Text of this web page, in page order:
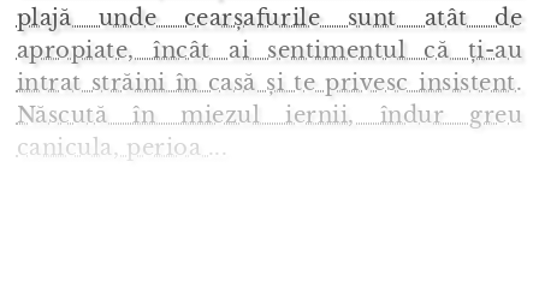
plajă unde cearșafurile sunt atât de
apropiate, încât ai sentimentul că ți-au
intrat străini în casă și te privesc insistent.
Născută în miezul iernii, îndur greu
canicula, perioa ...